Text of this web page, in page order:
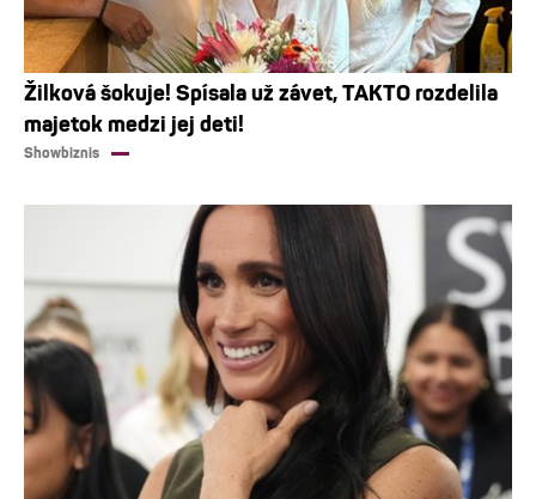
Žilková šokuje! Spísala už závet, TAKTO rozdelila
majetok medzi jej deti!
Showbiznis